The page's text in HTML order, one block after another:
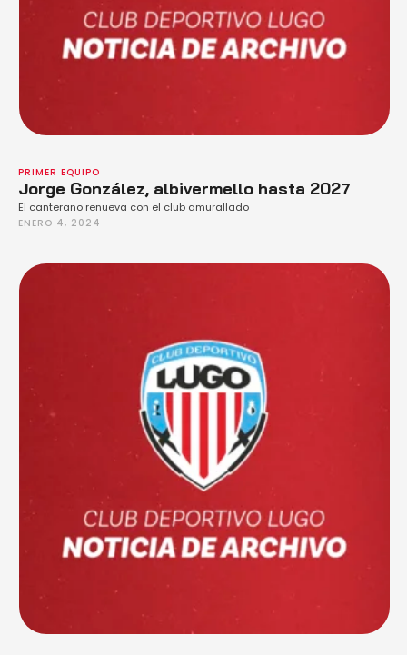
PRIMER EQUIPO
Jorge González, albivermello hasta 2027
El canterano renueva con el club amurallado
ENERO 4, 2024